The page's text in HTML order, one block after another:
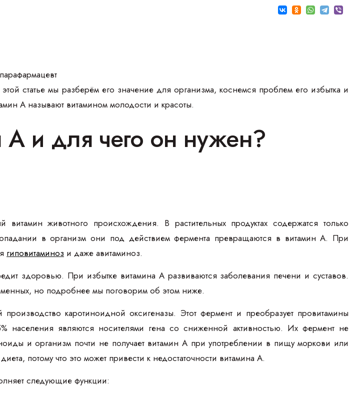
статье мы разберём его значение для организма, коснемся проблем его избытка и
А называют витамином молодости и красоты.
А и для чего он нужен?
животного происхождения. В растительных продуктах содержатся только
в организм они под действием фермента превращаются в витамин А. При
гиповитаминоз и даже авитаминоз.
здоровью. При избытке витамина А развиваются заболевания печени и суставов.
но подробнее мы поговорим об этом ниже.
каротиноидной оксигеназы. Этот фермент и преобразует провитамины
населения являются носителями гена со сниженной активностью. Их фермент не
и организм почти не получает витамин А при употреблении в пищу моркови или
потому что это может привести к недостаточности витамина А.
следующие функции: